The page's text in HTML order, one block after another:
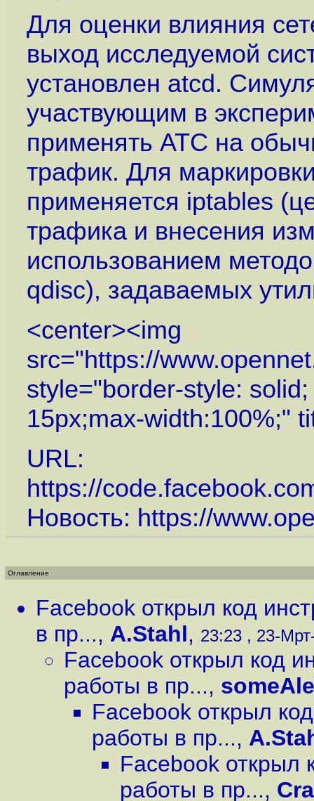
Для оценки влияния
выход исследуемой
установлен atcd.
участвующим в
применять ATC на
трафик. Для
применяется iptables
трафика и внесения
использованием
qdisc), задаваемых
<center><img
src="https://
style="border-style:
15px;max-width:100%;"
URL:
https://
Новость: https://
Оглавление
Facebook открыл код
в пр..., A.Stahl, 23:23 , 23-
Facebook открыл код
работы в пр...,
Facebook открыл
работы в пр...,
Facebook открыл
работы в пр...,